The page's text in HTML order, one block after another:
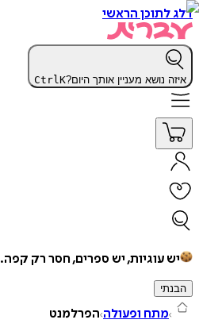
דלג לתוכן הראשי
איזה נושא מעניין אותך היום? CtrlK
יש עוגיות, יש ספרים, חסר רק קפה.
הבנתי
מתח ופעולה הפרלמנט